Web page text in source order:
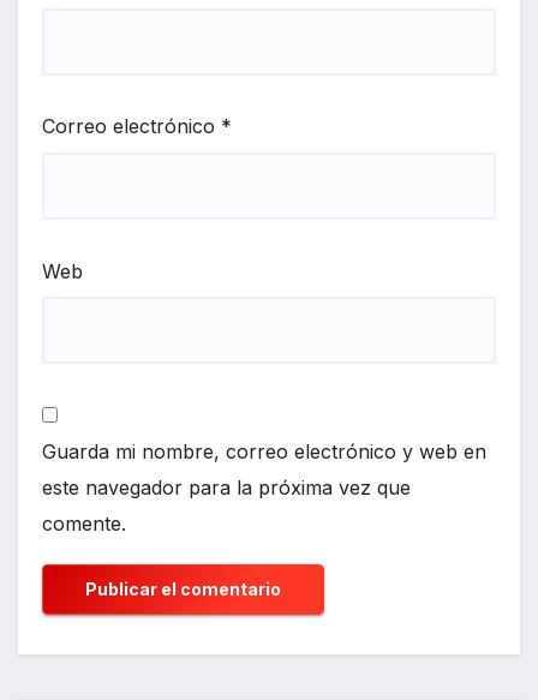
Correo electrónico *
Web
Guarda mi nombre, correo electrónico y web en
este navegador para la próxima vez que
comente.